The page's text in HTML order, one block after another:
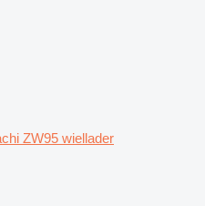
ZW95 wiellader